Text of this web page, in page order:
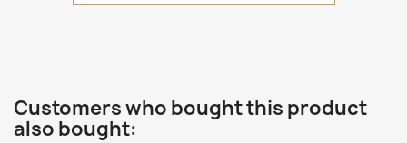
Customers who bought this product
also bought: